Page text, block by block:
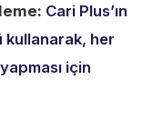
Cari Plus’ın
kullanarak, her
için